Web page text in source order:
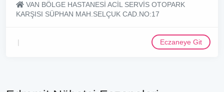
VAN BÖLGE HASTANESİ ACİL SERVİS OTOPARK
KARŞISI SÜPHAN MAH.SELÇUK CAD.NO:17
Eczaneye Git